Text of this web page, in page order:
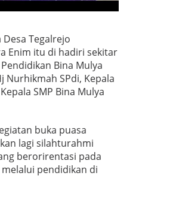
Tegalrejo
Enim itu di hadiri sekitar
Bina Mulya
Nurhikmah SPdi, Kepala
SMP Bina Mulya
buka puasa
lagi silahturahmi
berorirentasi pada
pendidikan di